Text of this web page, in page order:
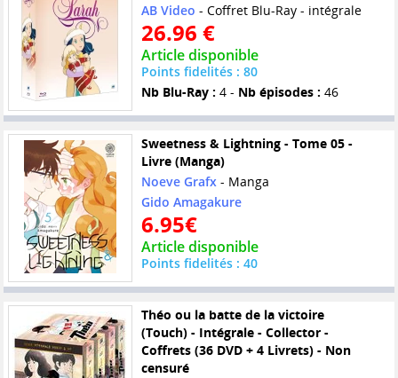
AB Video - Coffret Blu-Ray - intégrale
26.96 €
Article disponible
Points fidelités : 80
Nb Blu-Ray : 4 - Nb épisodes : 46
Sweetness & Lightning - Tome 05 -
Livre (Manga)
Noeve Grafx- Manga
Gido Amagakure
6.95€
Article disponible
Points fidelités : 40
Théo ou la batte de la victoire
(Touch) - Intégrale - Collector -
Coffrets (36 DVD + 4 Livrets) - Non
censuré